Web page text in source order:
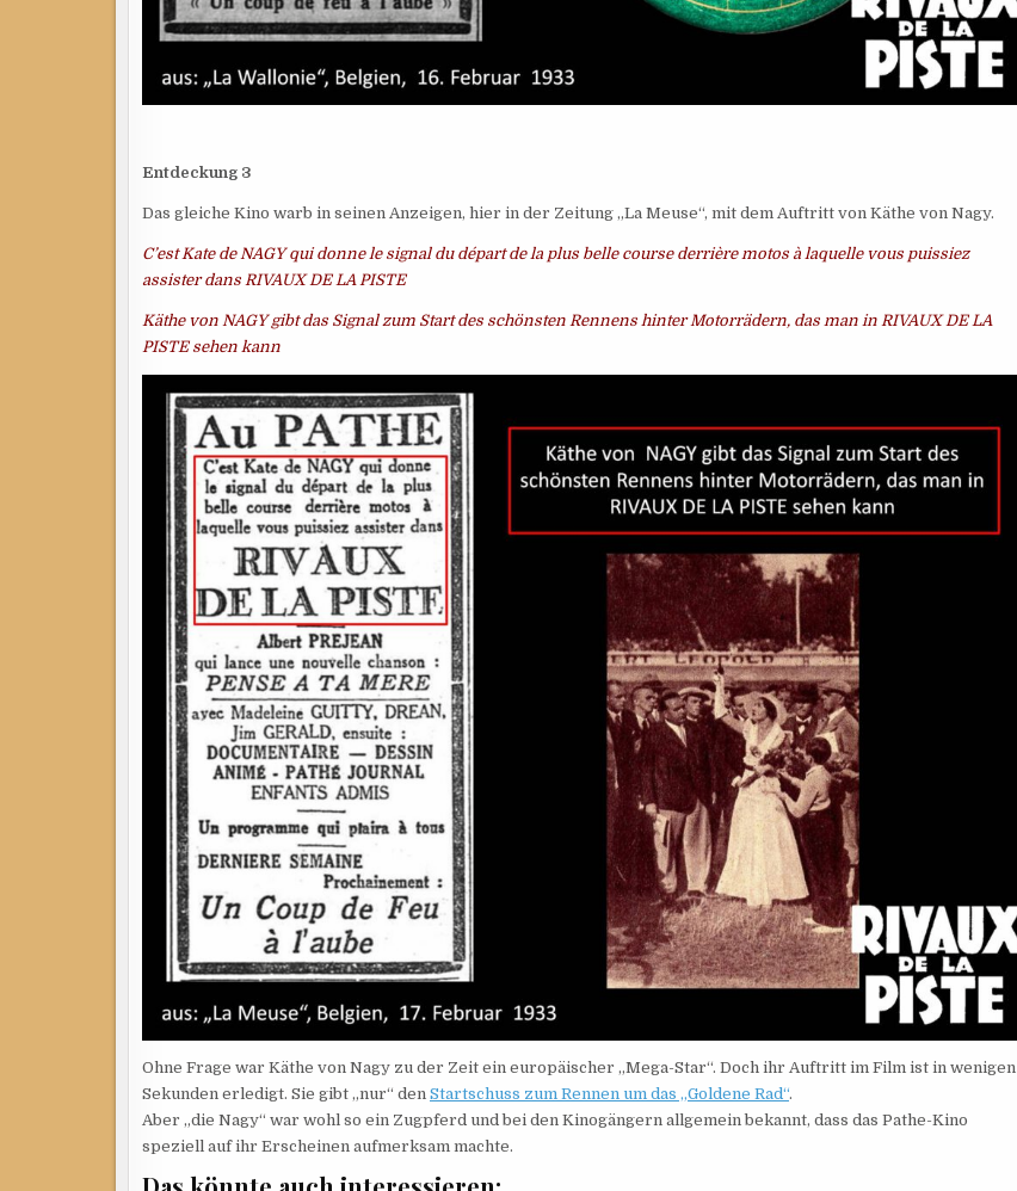
Entdeckung 3
Das gleiche Kino warb in seinen Anzeigen, hier in der Zeitung „La Meuse“, mit dem Auftritt von Käthe von Nagy.
C’est Kate de NAGY qui donne le signal du départ de la plus belle course derrière motos à laquelle vous puissiez
assister dans RIVAUX DE LA PISTE
Käthe von NAGY gibt das Signal zum Start des schönsten Rennens hinter Motorrädern, das man in RIVAUX DE LA
PISTE sehen kann
Ohne Frage war Käthe von Nagy zu der Zeit ein europäischer „Mega-Star“. Doch ihr Auftritt im Film ist in wenigen
Sekunden erledigt. Sie gibt „nur“ den Startschuss zum Rennen um das „Goldene Rad“.
Aber „die Nagy“ war wohl so ein Zugpferd und bei den Kinogängern allgemein bekannt, dass das Pathe-Kino
speziell auf ihr Erscheinen aufmerksam machte.